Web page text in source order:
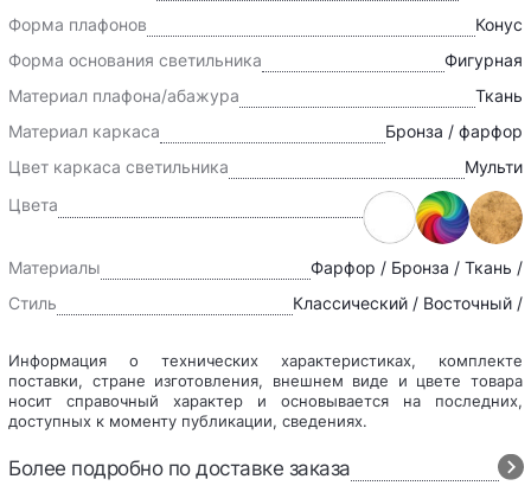
Форма плафонов
Конус
Форма основания светильника
Фигурная
Материал плафона/абажура
Ткань
Материал каркаса
Бронза / фарфор
Цвет каркаса светильника
Мульти
Цвета
Материалы
Фарфор / Бронза / Ткань /
Стиль
Классический / Восточный /
Информация о технических характеристиках, комплекте
поставки, стране изготовления, внешнем виде и цвете товара
носит справочный характер и основывается на последних,
доступных к моменту публикации, сведениях.
Более подробно по доставке заказа